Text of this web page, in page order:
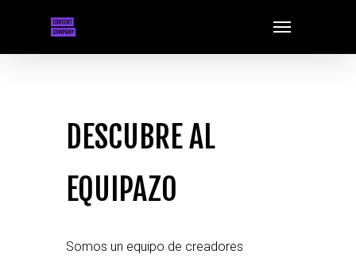
main
DESCUBRE AL
EQUIPAZO
Somos un equipo de creadores